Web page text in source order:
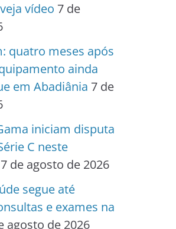
vídeo 7 de
quatro meses após
ainda
em Abadiânia 7 de
iniciam disputa
C neste
7 de agosto de 2026
segue até
e exames na
agosto de 2026